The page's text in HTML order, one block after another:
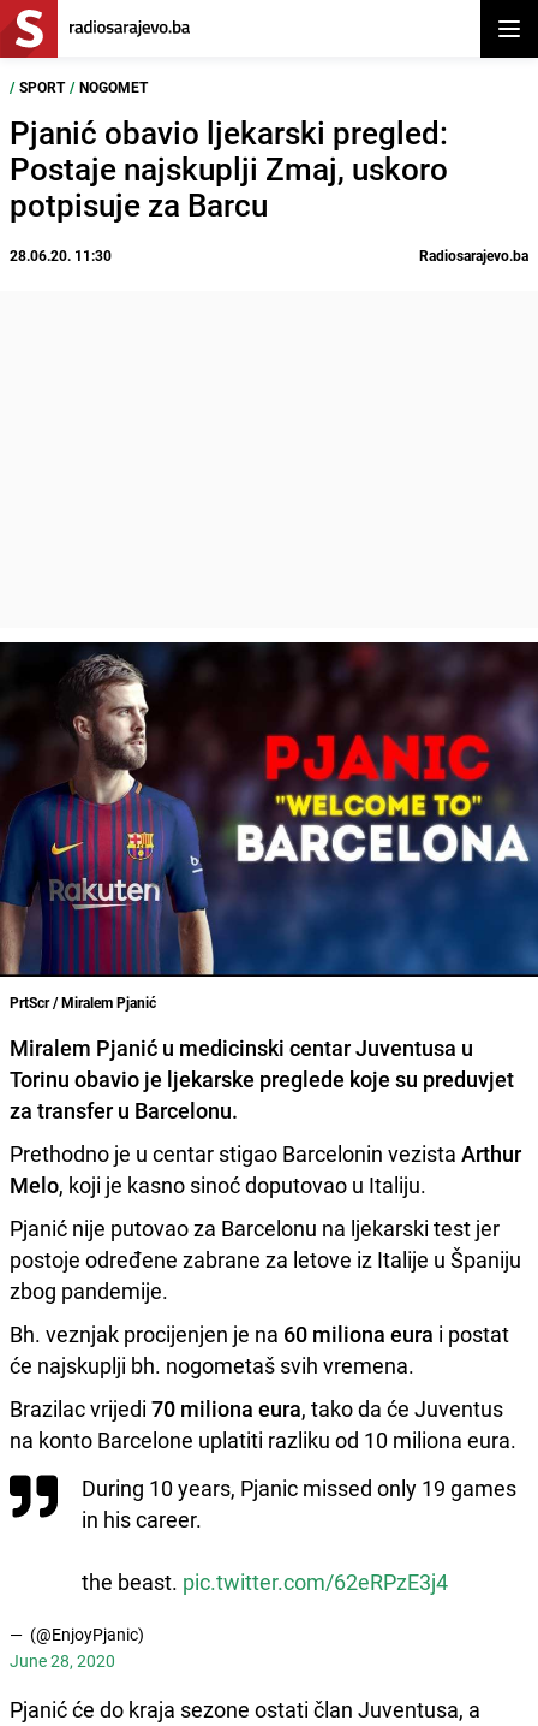
/ SPORT / NOGOMET
Pjanić obavio ljekarski pregled:
Postaje najskuplji Zmaj, uskoro
potpisuje za Barcu
28.06.20. 11:30 Radiosarajevo.ba
PrtScr / Miralem Pjanić
Miralem Pjanić u medicinski centar Juventusa u
Torinu obavio je ljekarske preglede koje su preduvjet
za transfer u Barcelonu.
Prethodno je u centar stigao Barcelonin vezista Arthur
Melo, koji je kasno sinoć doputovao u Italiju.
Pjanić nije putovao za Barcelonu na ljekarski test jer
postoje određene zabrane za letove iz Italije u Španiju
zbog pandemije.
Bh. veznjak procijenjen je na 60 miliona eura i postat
će najskuplji bh. nogometaš svih vremena.
Brazilac vrijedi 70 miliona eura, tako da će Juventus
na konto Barcelone uplatiti razliku od 10 miliona eura.
During 10 years, Pjanic missed only 19 games
in his career.
the beast. pic.twitter.com/62eRPzE3j4
— (@EnjoyPjanic)
June 28, 2020
Pjanić će do kraja sezone ostati član Juventusa, a